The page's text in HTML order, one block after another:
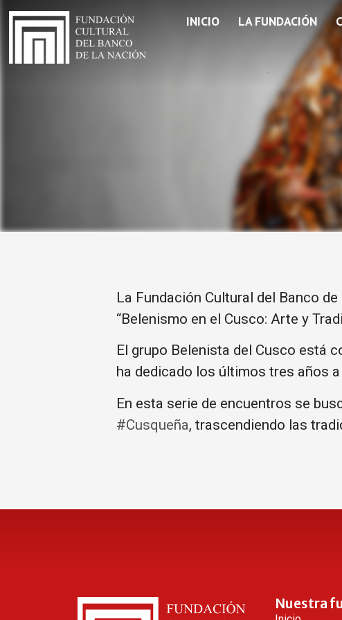
INICIO LA FUNDACIÓN
La Fundación Cultural del Banco
“Belenismo en el Cusco: Arte y
El grupo Belenista del Cusco está
ha dedicado los últimos tres años
En esta serie de encuentros se
#Cusqueña, trascendiendo las
Nuestra